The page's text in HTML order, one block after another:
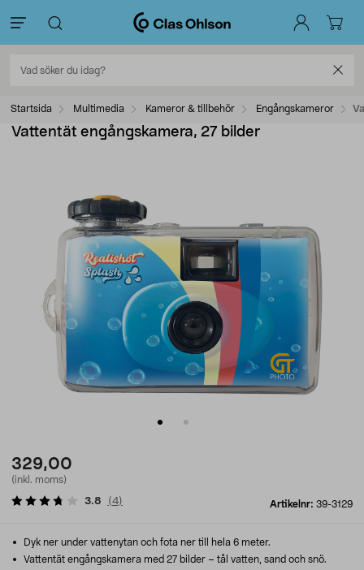
Startsida Multimedia Kameror & tillbehör Engångskameror
Vattentät engångskamera, 27 bilder
329,00
(inkl. moms)
Artikelnr: 39-3129
3.8 (4)
Dyk ner under vattenytan och fota ner till hela 6 meter.
Vattentät engångskamera med 27 bilder – tål vatten, sand och snö.